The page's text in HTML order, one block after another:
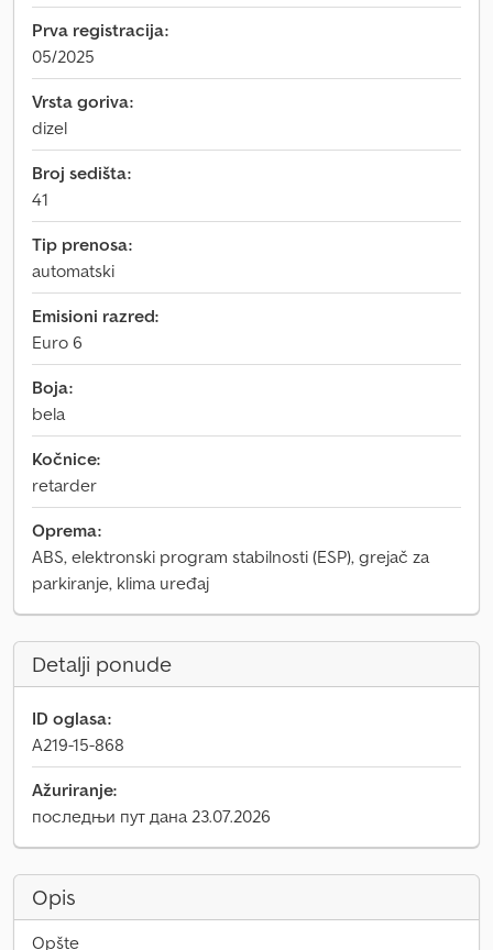
Prva registracija:
05/2025
Vrsta goriva:
dizel
Broj sedišta:
41
Tip prenosa:
automatski
Emisioni razred:
Euro 6
Boja:
bela
Kočnice:
retarder
Oprema:
ABS, elektronski program stabilnosti (ESP), grejač za
parkiranje, klima uređaj
Detalji ponude
ID oglasa:
A219-15-868
Ažuriranje:
последњи пут дана 23.07.2026
Opis
Opšte